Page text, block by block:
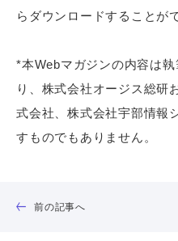
らダウンロードすることが
*本Webマガジンの内容は
り、株式会社オージス総研
式会社、株式会社宇部情報
すものでもありません。
前の記事へ